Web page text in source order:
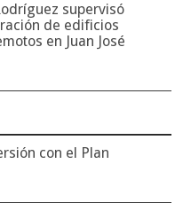
supervisó
de edificios
en Juan José
con el Plan